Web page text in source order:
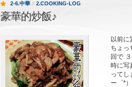
2-6.中華 // 2.COOKING-LOG
豪華的炒飯♪
以前に
ちょっ
回で
時に写
ってし
ー゜*